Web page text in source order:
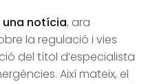
una notícia, ara
la regulació i vies
del títol d’especialista
Així mateix, el